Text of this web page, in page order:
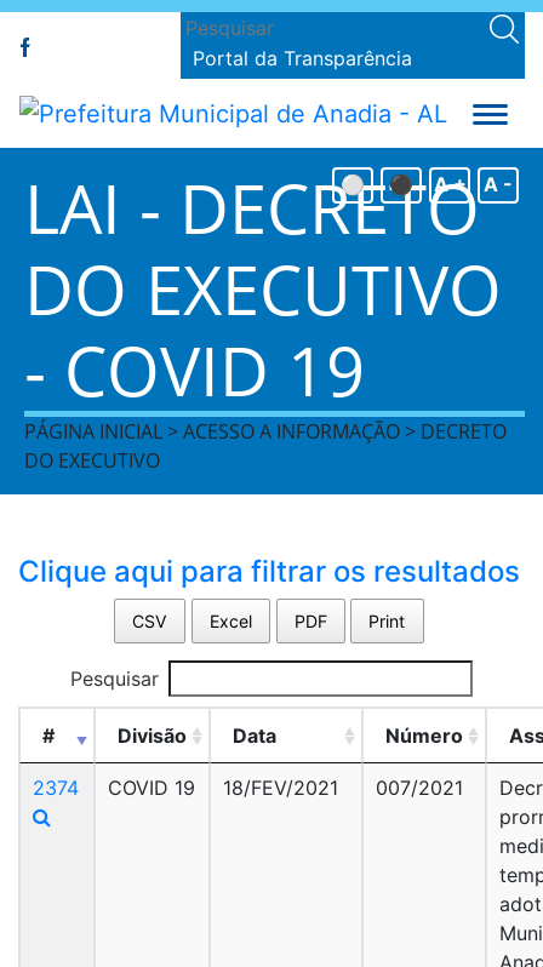
Portal da Transparência
LAI - DECRETO
DO EXECUTIVO
- COVID 19
PÁGINA INICIAL > ACESSO A INFORMAÇÃO > DECRETO
DO EXECUTIVO
A -
A +
⚫
⚪
Clique aqui para filtrar os resultados
CSV Excel PDF Print
Pesquisar
# Divisão Data Número
2374 COVID 19 18/FEV/2021 007/2021